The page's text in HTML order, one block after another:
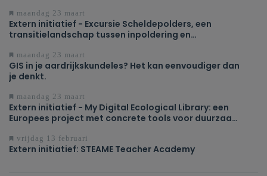
maandag 23 maart
Extern initiatief - Excursie Scheldepolders, een
transitielandschap tussen inpoldering en
maandag 23 maart
GIS in je aardrijkskundeles? Het kan eenvoudiger dan
je denkt.
maandag 23 maart
Extern initiatief - My Digital Ecological Library: een
Europees project met concrete tools voor duurzaam
vrijdag 13 februari
Extern initiatief: STEAME Teacher Academy